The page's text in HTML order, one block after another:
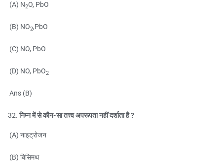
(A) N2O, PbO
(B) NO2,PbO
(C) NO, PbO
(D) NO, PbO2
Ans (B)
निम्न में से कौन-सा तत्त्व अपरूपता नहीं दर्शाता है ?
(A) नाइट्रोजन
(B) बिसिमथ